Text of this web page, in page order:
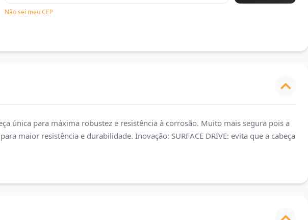
Não sei meu CEP
única para máxima robustez e resistência à corrosão. Muito mais segura pois a
maior resistência e durabilidade. Inovação: SURFACE DRIVE: evita que a cabeça